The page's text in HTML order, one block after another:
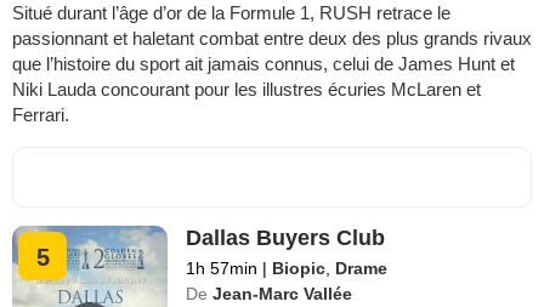
Situé durant l’âge d’or de la Formule 1, RUSH retrace le
passionnant et haletant combat entre deux des plus grands rivaux
que l’histoire du sport ait jamais connus, celui de James Hunt et
Niki Lauda concourant pour les illustres écuries McLaren et
Ferrari.
5
Dallas Buyers Club
1h 57min | Biopic Drame
De Jean-Marc Vallée